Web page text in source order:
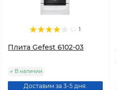
1
Плита Gefest 6102-03
В наличии
Доставим за 3-5 дня.